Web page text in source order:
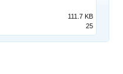
111.7 KB
25